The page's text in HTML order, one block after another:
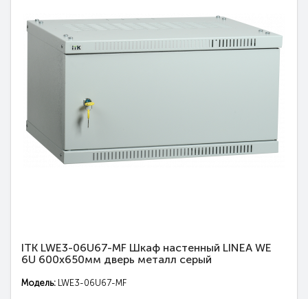
ITK LWE3-06U67-MF Шкаф настенный LINEA WE
6U 600x650мм дверь металл серый
Модель: LWE3-06U67-MF